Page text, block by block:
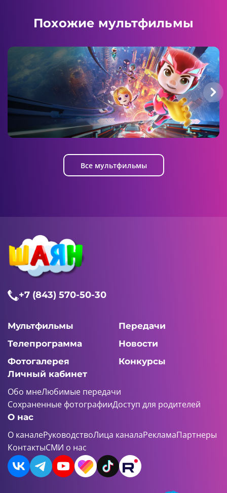
4 серия
11:00 AM
Геройчики
Геройчики
Геройчики
Похожие мультфильмы
Все мультфильмы
+7 (843) 570-50-30
Мультфильмы
Передачи
Телепрограмма
Новости
Фотогалерея
Конкурсы
Личный кабинет
Обо мнеЛюбимые передачи
Сохраненные фотографииДоступ для родителей
О нас
О каналеРуководствоЛица каналаРекламаПартнеры
КонтактыСМИ о нас